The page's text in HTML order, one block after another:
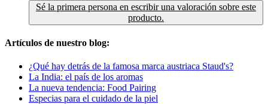
Sé la primera persona en escribir una valoración sobre este
producto.
Artículos de nuestro blog:
¿Qué hay detrás de la famosa marca austriaca Staud's?
La India: el país de los aromas
La nueva tendencia: Food Pairing
Especias para el cuidado de la piel